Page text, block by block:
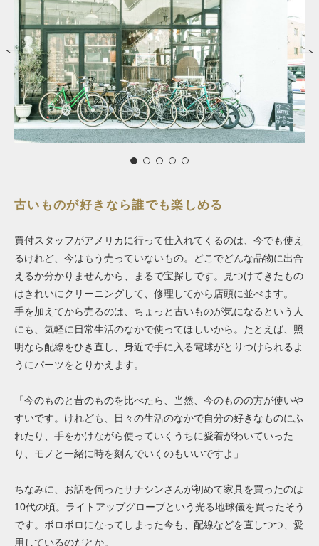
古いものが好きなら誰でも楽しめる
買付スタッフがアメリカに行って仕入れてくるのは、今でも使え
るけれど、今はもう売っていないもの。どこでどんな品物に出合
えるか分かりませんから、まるで宝探しです。見つけてきたもの
はきれいにクリーニングして、修理してから店頭に並べます。
手を加えてから売るのは、ちょっと古いものが気になるという人
にも、気軽に日常生活のなかで使ってほしいから。たとえば、照
明なら配線をひき直し、身近で手に入る電球がとりつけられるよ
うにパーツをとりかえます。
「今のものと昔のものを比べたら、当然、今のものの方が使いや
すいです。けれども、日々の生活のなかで自分の好きなものにふ
れたり、手をかけながら使っていくうちに愛着がわいていった
り、モノと一緒に時を刻んでいくのもいいですよ」
ちなみに、お話を伺ったサナシンさんが初めて家具を買ったのは
10代の頃。ライトアップグローブという光る地球儀を買ったそう
です。ボロボロになってしまった今も、配線などを直しつつ、愛
用しているのだとか。